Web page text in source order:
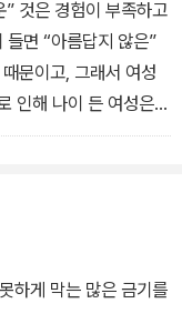
것은 경험이 부족하고
면 “아름답지 않은”
문이고, 그래서 여성
인해 나이 든 여성은
성을 두려워해, 아름
한 상태가 되어 삶에
람에 노출될 것이기 때
> 중에서
하게 막는 많은 금기를